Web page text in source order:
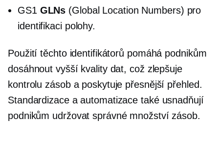
GS1 GLNs (Global Location Numbers) pro
identifikaci polohy.
Použití těchto identifikátorů pomáhá podnikům
dosáhnout vyšší kvality dat, což zlepšuje
kontrolu zásob a poskytuje přesnější přehled.
Standardizace a automatizace také usnadňují
podnikům udržovat správné množství zásob.